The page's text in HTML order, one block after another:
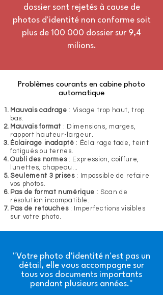
dossier sont rejetés à cause de
photos d'identité non conforme soit
plus de 100 000 dossier sur 9,4
milions.
Problèmes courants en cabine photo
automatique
Mauvais cadrage : Visage trop haut, trop
bas.
Mauvais format : Dimensions, marges,
rapport hauteur-largeur.
​Éclairage inadapté : Éclairage fade, teint
fatigués ou ternes.
Oubli des normes: Expression, coiffure,
lunettes, chapeau...
​Seulement 3 prises: Impossible de refaire
vos photos.
Pas de format numérique : Scan de
résolution incompatible.
Pas de retouches : Imperfections visibles
sur votre photo.
"Votre photo d’identité n'est pas un
détail, elle vous accompagne sur
tous vos documents importants
pendant plusieurs années."